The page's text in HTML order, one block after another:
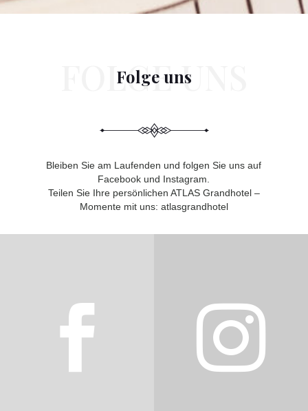
Folge uns
Bleiben Sie am Laufenden und folgen Sie uns auf
Facebook und Instagram.
Teilen Sie Ihre persönlichen ATLAS Grandhotel –
Momente mit uns: atlasgrandhotel
 